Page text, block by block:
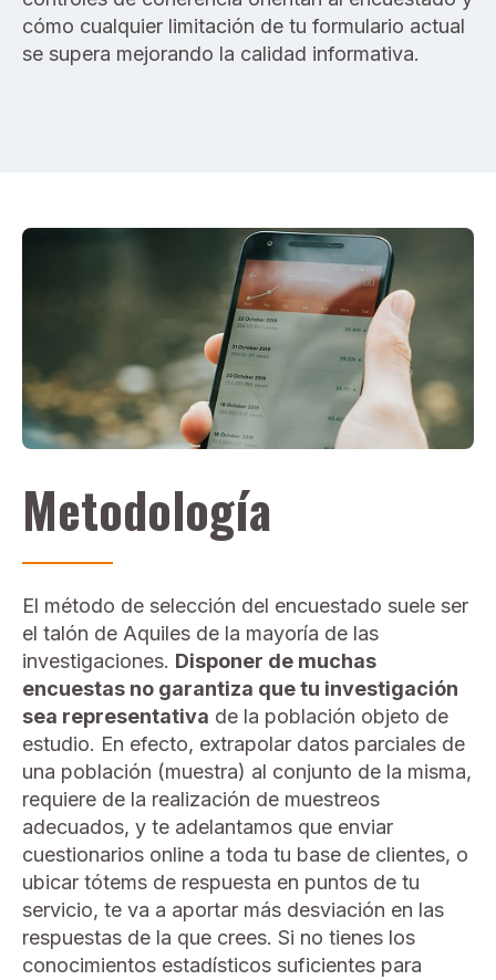
cómo cualquier limitación de tu formulario actual
se supera mejorando la calidad informativa.
Metodología
El método de selección del encuestado suele ser
el talón de Aquiles de la mayoría de las
investigaciones. Disponer de muchas
encuestas no garantiza que tu investigación
sea representativa de la población objeto de
estudio. En efecto, extrapolar datos parciales de
una población (muestra) al conjunto de la misma,
requiere de la realización de muestreos
adecuados, y te adelantamos que enviar
cuestionarios online a toda tu base de clientes, o
ubicar tótems de respuesta en puntos de tu
servicio, te va a aportar más desviación en las
respuestas de la que crees. Si no tienes los
conocimientos estadísticos suficientes para